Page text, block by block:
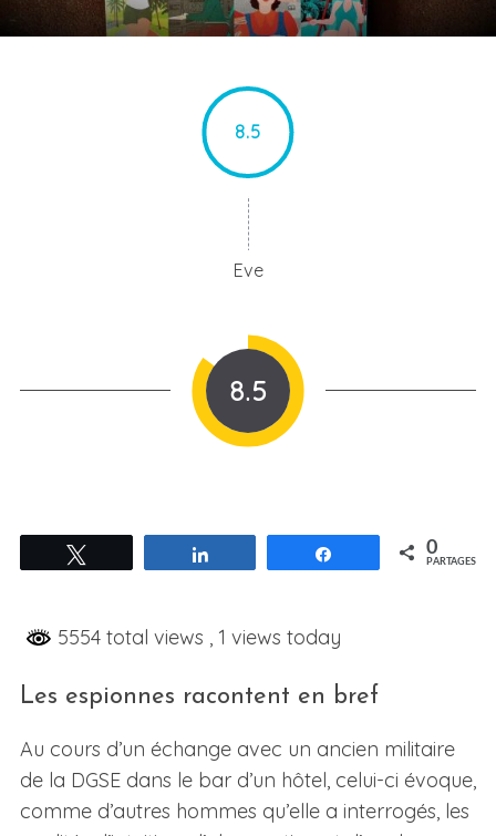
8.5
Eve
8.5
Partagez 0
PARTAGES
5554 total views , 1 views today
Les espionnes racontent en bref
Au cours d’un échange avec un ancien militaire
de la DGSE dans le bar d’un hôtel, celui-ci évoque,
comme d’autres hommes qu’elle a interrogés, les